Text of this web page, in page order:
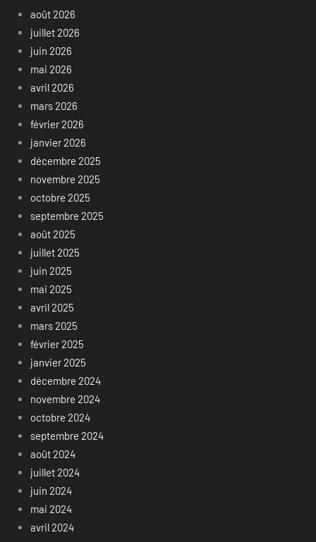
août 2026
juillet 2026
juin 2026
mai 2026
avril 2026
mars 2026
février 2026
janvier 2026
décembre 2025
novembre 2025
octobre 2025
septembre 2025
août 2025
juillet 2025
juin 2025
mai 2025
avril 2025
mars 2025
février 2025
janvier 2025
décembre 2024
novembre 2024
octobre 2024
septembre 2024
août 2024
juillet 2024
juin 2024
mai 2024
avril 2024